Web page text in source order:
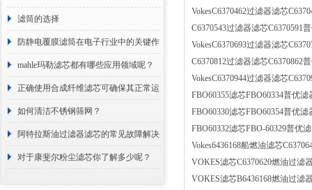
滤筒的选择
防静电覆膜滤筒在电子行业中的关键作
用
mahle玛勒滤芯都有哪些应用领域呢？
正确使用合成纤维滤芯可确保其正常运
行
如何清洁不锈钢筛网？
阿特拉斯油过滤器滤芯的常见故障解决
方法介绍
对于康斐尔粉尘滤芯你了解多少呢？
VokesC6370462过滤器滤芯
C6370543过滤器滤芯C6370591
VokesC6370693过滤器滤芯
C6370812过滤器滤芯C6370862
VokesC6370944过滤器滤芯
FBO60355滤芯FBO60334普优滤
FBO60330滤芯FBO60354普优
FBO60332滤芯FBO-60329普优
Vokes6436168船燃油滤芯
VOKES滤芯C6370620燃油过滤
VOKES滤芯B6436168燃油过滤